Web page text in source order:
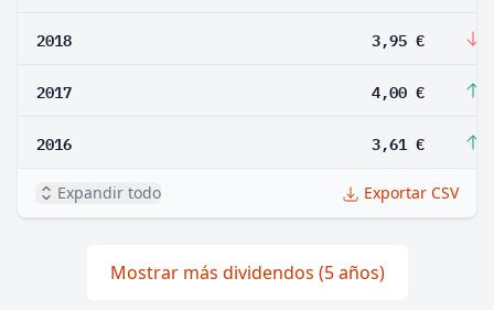
2018 3,95 €
2017 4,00 €
2016 3,61 €
Expandir todo Exportar CSV
Mostrar más dividendos (5 años)